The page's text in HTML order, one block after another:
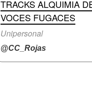
TRACKS ALQUIMIA
VOCES FUGACES
Unipersonal
@CC_Rojas